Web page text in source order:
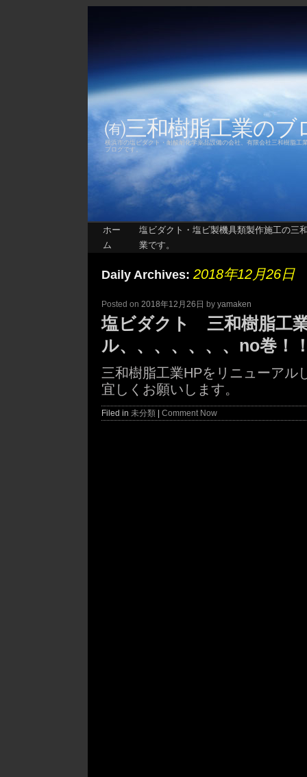
㈲三和樹脂工業の
横浜市の塩ビダクト・耐酸耐化学薬品設備の会社、有限会社三和樹脂工
ブログです。
ホー
ム
塩ビダクト・塩ビ製機具類製作施工の三
業です。
Daily Archives: 2018年12月26日
Posted on 2018年12月26日 by yamaken
塩ビダクト 三和樹脂工
ル、、、、、、、no巻！
三和樹脂工業HPをリニューアル
宜しくお願いします。
Filed in 未分類 Comment Now